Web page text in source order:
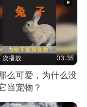
次播放 03:35
么可爱，为什么没
当宠物？